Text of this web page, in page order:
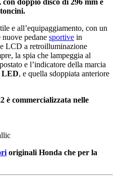
doppio disco di 296 mm e
e all’equipaggiamento, con un
pedane sportive in
LCD a retroilluminazione
la spia che lampeggia al
e l’indicatore della marcia
LED, e quella sdoppiata anteriore
è commercializzata nelle
originali Honda che per la